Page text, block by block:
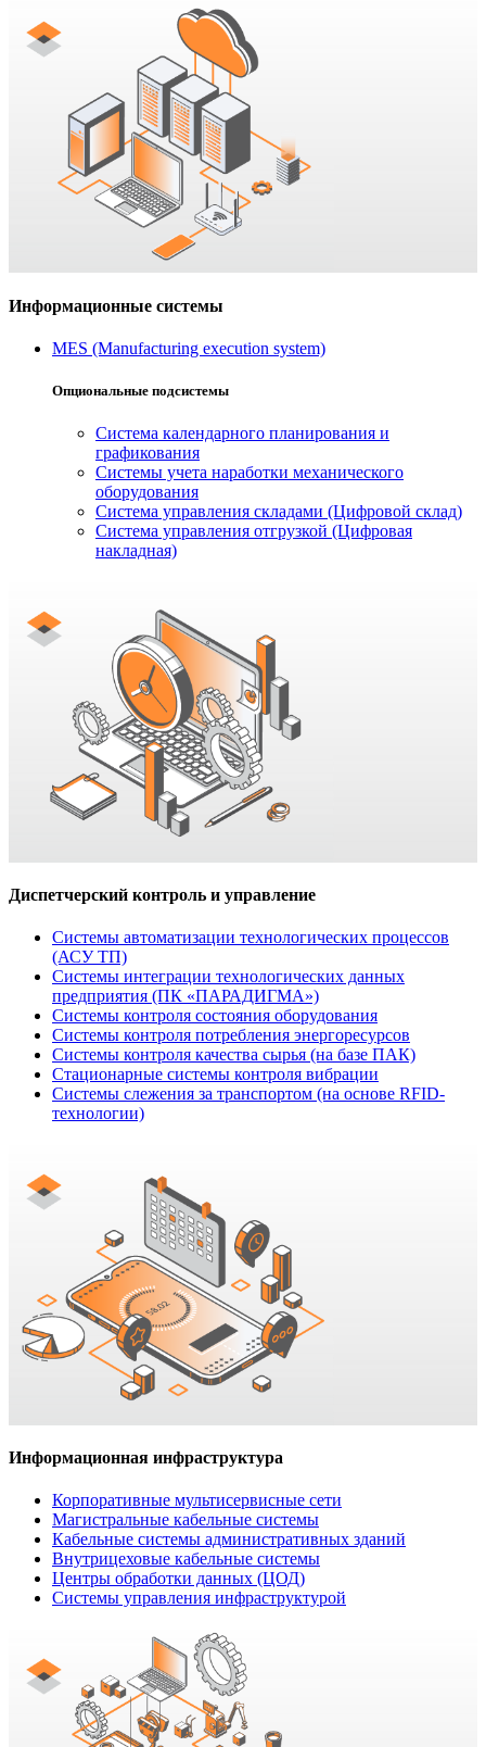
Информационные системы
MES (Manufacturing execution system)
Опциональные подсистемы
Система календарного планирования и
графикования
Системы учета наработки механического
оборудования
Система управления складами (Цифровой склад)
Система управления отгрузкой (Цифровая
накладная)
Диспетчерский контроль и управление
Системы автоматизации технологических процессов
(АСУ ТП)
Системы интеграции технологических данных
предприятия (ПК «ПАРАДИГМА»)
Системы контроля состояния оборудования
Системы контроля потребления энергоресурсов
Системы контроля качества сырья (на базе ПАК)
Стационарные системы контроля вибрации
Системы слежения за транспортом (на основе RFID-
технологии)
Информационная инфраструктура
Корпоративные мультисервисные сети
Магистральные кабельные системы
Кабельные системы административных зданий
Внутрицеховые кабельные системы
Центры обработки данных (ЦОД)
Системы управления инфраструктурой